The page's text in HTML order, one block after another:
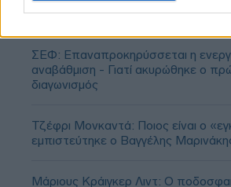
ΣΕΦ: Επαναπροκηρύσσεται η
αναβάθμιση - Γιατί ακυρώθηκε ο
διαγωνισμός
Τζέφρι Μονκαντά: Ποιος είναι ο
εμπιστεύτηκε ο Βαγγέλης
Μάριους Κράιγκερ Λιντ: Ο